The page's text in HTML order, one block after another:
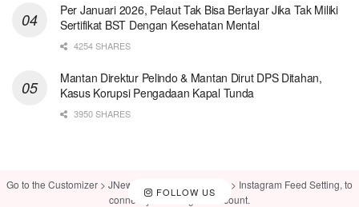
Per Januari 2026, Pelaut Tak Bisa Berlayar Jika Tak Miliki
Sertifikat BST Dengan Kesehatan Mental
4254 SHARES
Mantan Direktur Pelindo & Mantan Dirut DPS Ditahan,
Kasus Korupsi Pengadaan Kapal Tunda
3950 SHARES
FOLLOW US
Go to the Customizer > JNews : Social, Like & View > Instagram Feed Setting, to
connect your Instagram account.